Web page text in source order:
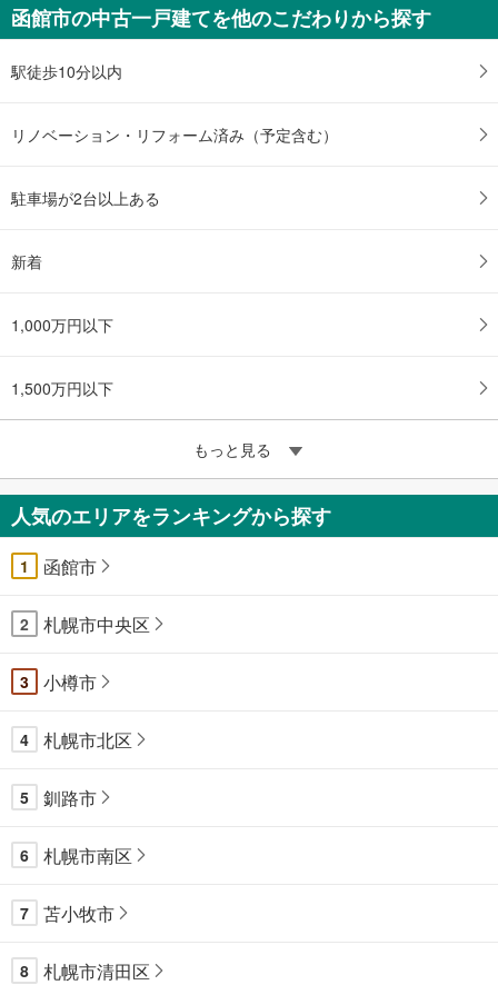
函館市の中古一戸建てを他のこだわりから探す
駅徒歩10分以内
リノベーション・リフォーム済み（予定含む）
駐車場が2台以上ある
新着
1,000万円以下
1,500万円以下
もっと見る
人気のエリアをランキングから探す
1 函館市
2 札幌市中央区
3 小樽市
4 札幌市北区
5 釧路市
6 札幌市南区
7 苫小牧市
8 札幌市清田区